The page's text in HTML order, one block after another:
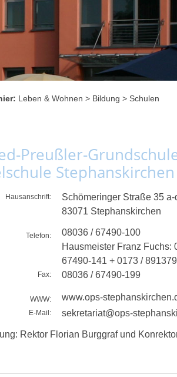
Leben & Wohnen > Bildung > Schulen
Preußler-
Stephanskirchen
Hausanschrift:
Schömeringer Straße 35 a-
83071 Stephanskirchen
Telefon:
08036 / 67490-100
Hausmeister Franz Fuchs:
67490-141 + 0173 /
Fax: 08036 / 67490-199
WWW: www.ops-
E-Mail: sekretariat@ops-
Rektor Florian Burggraf und